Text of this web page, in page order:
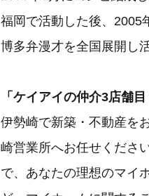
福岡で活動した後、2005
博多弁漫才を全国展開し
「ケイアイの仲介3店舗
伊勢崎で新築・不動産を
崎営業所へお任せくださ
で、あなたの理想のマイ